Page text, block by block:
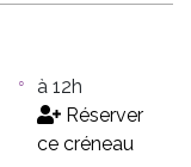
à 12h
Réserver
ce créneau